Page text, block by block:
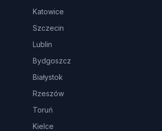
Katowice
Szczecin
Lublin
Bydgoszcz
Białystok
Rzeszów
Toruń
Kielce